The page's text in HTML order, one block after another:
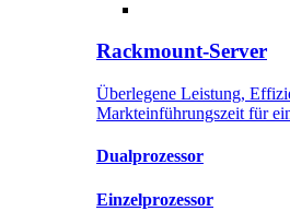
Rackmount-Server
Überlegene Leistung,
Markteinführungszeit für
Dualprozessor
Einzelprozessor